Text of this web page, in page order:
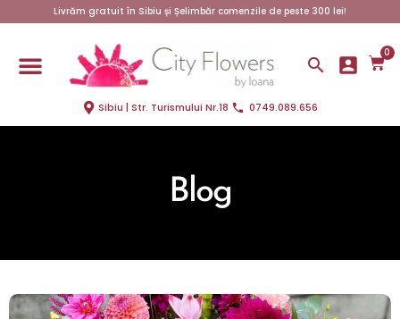
Livrăm gratuit în Sibiu și Șelimbăr comenzile de peste 300 lei!
0
Sibiu | Str. Turismului Nr.18 0749.089.656
Blog